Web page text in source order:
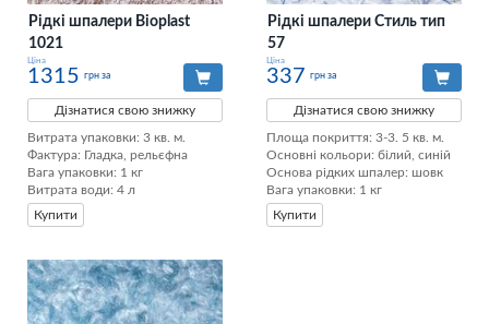
Рідкі шпалери Bioplast
1021
Ціна
1315 грн за
Дізнатися свою знижку
Витрата упаковки: 3 кв. м.
Фактура: Гладка, рельєфна
Вага упаковки: 1 кг
Витрата води: 4 л
Купити
Рідкі шпалери Стиль тип
57
Ціна
337 грн за
Дізнатися свою знижку
Площа покриття: 3-3. 5 кв. м.
Основні кольори: білий, синій
Основа рідких шпалер: шовк
Вага упаковки: 1 кг
Купити